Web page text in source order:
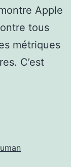
Apple
tous
métriques
C’est